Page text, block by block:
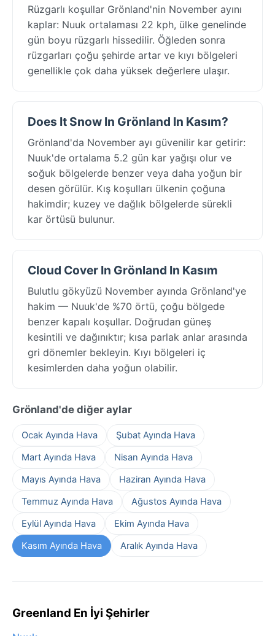
Rüzgarlı koşullar Grönland'nin November ayını
kaplar: Nuuk ortalaması 22 kph, ülke genelinde
gün boyu rüzgarlı hissedilir. Öğleden sonra
rüzgarları çoğu şehirde artar ve kıyı bölgeleri
genellikle çok daha yüksek değerlere ulaşır.
Does It Snow In Grönland In Kasım?
Grönland'da November ayı güvenilir kar getirir:
Nuuk'de ortalama 5.2 gün kar yağışı olur ve
soğuk bölgelerde benzer veya daha yoğun bir
desen görülür. Kış koşulları ülkenin çoğuna
hakimdir; kuzey ve dağlık bölgelerde sürekli
kar örtüsü bulunur.
Cloud Cover In Grönland In Kasım
Bulutlu gökyüzü November ayında Grönland'ye
hakim — Nuuk'de %70 örtü, çoğu bölgede
benzer kapalı koşullar. Doğrudan güneş
kesintili ve dağınıktır; kısa parlak anlar arasında
gri dönemler bekleyin. Kıyı bölgeleri iç
kesimlerden daha yoğun olabilir.
Grönland'de diğer aylar
Ocak Ayında Hava
Şubat Ayında Hava
Mart Ayında Hava
Nisan Ayında Hava
Mayıs Ayında Hava
Haziran Ayında Hava
Temmuz Ayında Hava
Ağustos Ayında Hava
Eylül Ayında Hava
Ekim Ayında Hava
Kasım Ayında Hava
Aralık Ayında Hava
Greenland En İyi Şehirler